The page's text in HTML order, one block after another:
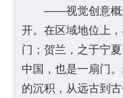
——视觉创意概
开。在区域地位上
门；贺兰，之于宁
中国，也是一扇门
的沉积，从远古到